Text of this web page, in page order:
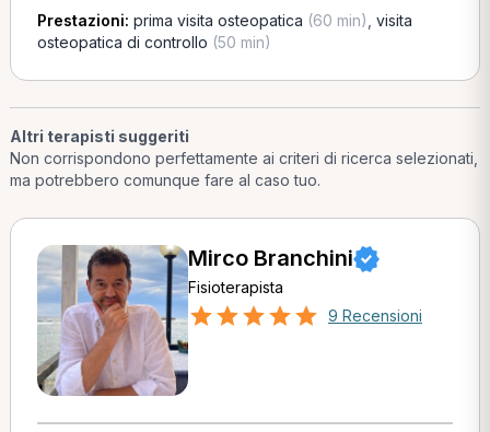
Prestazioni: prima visita osteopatica (60 min) visita
osteopatica di controllo (50 min)
Altri terapisti suggeriti
Non corrispondono perfettamente ai criteri di ricerca selezionati,
ma potrebbero comunque fare al caso tuo.
Mirco Branchini
Fisioterapista
9 Recensioni